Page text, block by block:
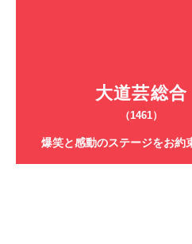
大道芸総合
（1461）
爆笑と感動のステージをお約